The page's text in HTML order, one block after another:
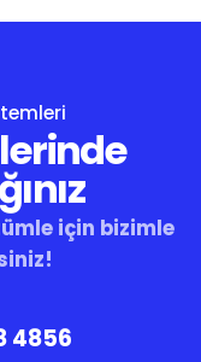
için bizimle
4856